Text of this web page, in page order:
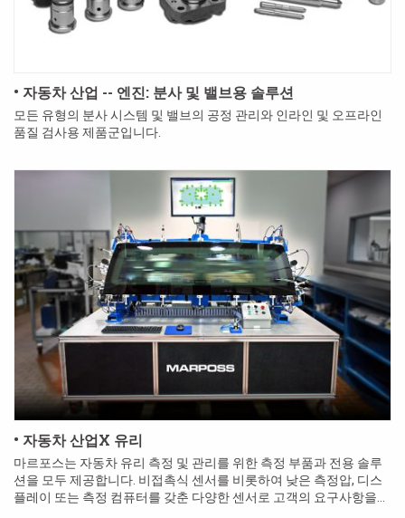
• 자동차 산업 -- 엔진: 분사 및 밸브용 솔루션
모든 유형의 분사 시스템 및 밸브의 공정 관리와 인라인 및 오프라인
품질 검사용 제품군입니다.
• 자동차 산업X 유리
마르포스는 자동차 유리 측정 및 관리를 위한 측정 부품과 전용 솔루
션을 모두 제공합니다. 비접촉식 센서를 비롯하여 낮은 측정압, 디스
플레이 또는 측정 컴퓨터를 갖춘 다양한 센서로 고객의 요구사항을